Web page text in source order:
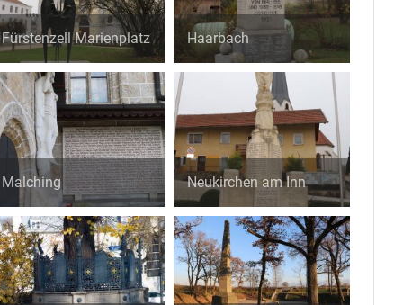
Fürstenzell Marienplatz Haarbach
Malching Neukirchen am Inn